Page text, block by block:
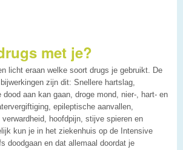
met je?
licht eraan welke soort drugs je gebruikt. De
zijn dit: Snellere hartslag,
dood aan kan gaan, droge mond, nier-, hart- en
epileptische aanvallen,
hoofdpijn, stijve spieren en
kun je in het ziekenhuis op de Intensive
doodgaan en dat allemaal doordat je